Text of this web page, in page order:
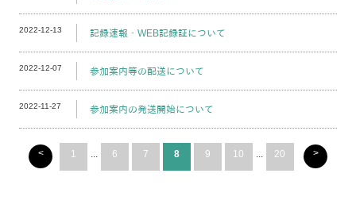
2022-12-13 記録速報・WEB記録証について
2022-12-07 参加案内等の配送について
2022-11-27 参加案内の発送開始について
< 1 ... 6 7 8 9 10 ... 20 >